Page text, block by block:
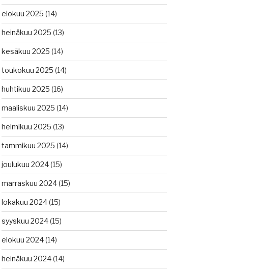
elokuu 2025 (14)
heinäkuu 2025 (13)
kesäkuu 2025 (14)
toukokuu 2025 (14)
huhtikuu 2025 (16)
maaliskuu 2025 (14)
helmikuu 2025 (13)
tammikuu 2025 (14)
joulukuu 2024(15)
marraskuu 2024(15)
lokakuu 2024(15)
syyskuu 2024(15)
elokuu 2024(14)
heinäkuu 2024(14)